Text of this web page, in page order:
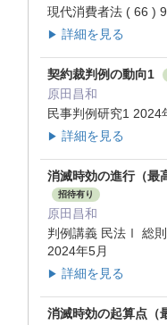
現代消費者法 ( 66 )
▶ 詳細を見る
契約裁判例の動向1
原田昌和
民事判例研究1
▶ 詳細を見る
消滅時効の進行（最
招待有り
原田昌和
判例講義 民法Ⅰ 総
2024年5月
▶ 詳細を見る
消滅時効の起算点（